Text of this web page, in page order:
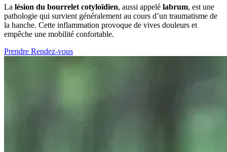
La lésion du bourrelet cotyloïdien, aussi appelé labrum, est une
pathologie qui survient généralement au cours d’un traumatisme de
la hanche. Cette inflammation provoque de vives douleurs et
empêche une mobilité confortable.
Prendre Rendez-vous